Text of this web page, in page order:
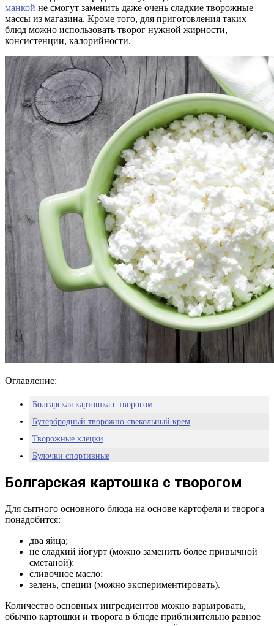
манкой не смогут заменить даже очень сладкие творожные
массы из магазина. Кроме того, для приготовления таких
блюд можно использовать творог нужной жирности,
консистенции, калорийности.
Оглавление:
Болгарская картошка с творогом
Бутербродный творожно-свекольный крем
Творожные клецки
Булочки спортивные
Болгарская картошка с творогом
Для сытного основного блюда на основе картофеля и творога
понадобится:
два яйца;
не сладкий йогурт (можно заменить более привычной
сметаной);
сливочное масло;
зелень, специи (можно экспериментировать).
Количество основных ингредиентов можно варьировать,
обычно картошки и творога в блюде приблизительно равное